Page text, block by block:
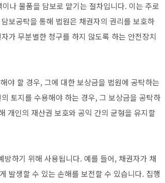
나 물품을 담보로 맡기는 절차입니다. 이는 주로
보공탁을 통해 법원은 채권자의 권리를 보호하
가 무분별한 청구를 하지 않도록 하는 안전장치
야 할 경우, 그에 대한 보상금을 법원에 공탁하는
토지를 수용해야 하는 경우, 그 보상금을 공탁하
개인의 재산권 보호와 공익 간의 균형을 유지할
하기 위해 사용됩니다. 예를 들어, 채권자가 채
발생할 수 있는 손해를 보전할 수 있습니다. 집행